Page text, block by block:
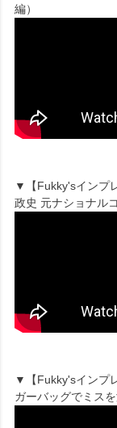
編）
▼【Fukky'sインプ
政史 元ナショナル
▼【Fukky'sインプ
ガーバッグでミス